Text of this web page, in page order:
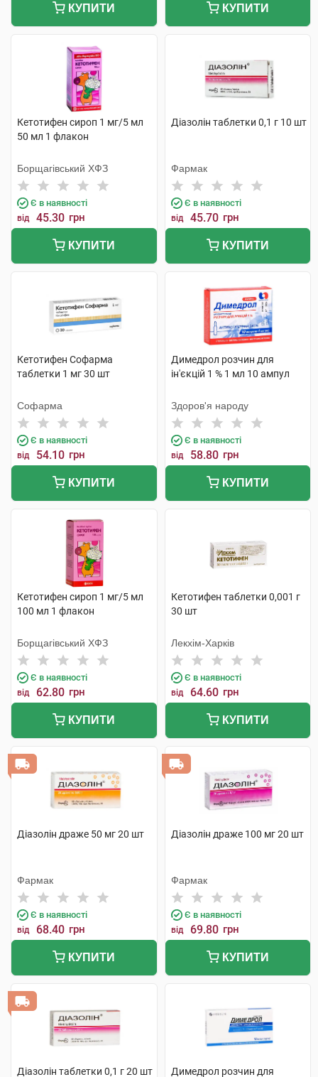
КУПИТИ КУПИТИ
Кетотифен сироп 1 мг/5 мл
50 мл 1 флакон
Борщагівський ХФЗ
Є в наявності
від 45.30 грн
КУПИТИ
Діазолін таблетки 0,1 г 10 шт
Фармак
Є в наявності
від 45.70 грн
КУПИТИ
Кетотифен Софарма
таблетки 1 мг 30 шт
Софарма
Є в наявності
від 54.10 грн
КУПИТИ
Димедрол розчин для
ін'єкцій 1 % 1 мл 10 ампул
Здоров'я народу
Є в наявності
від 58.80 грн
КУПИТИ
Кетотифен сироп 1 мг/5 мл
100 мл 1 флакон
Борщагівський ХФЗ
Є в наявності
від 62.80 грн
КУПИТИ
Кетотифен таблетки 0,001 г
30 шт
Лекхім-Харків
Є в наявності
від 64.60 грн
КУПИТИ
Діазолін драже 50 мг 20 шт
Фармак
Є в наявності
від 68.40 грн
КУПИТИ
Діазолін драже 100 мг 20 шт
Фармак
Є в наявності
від 69.80 грн
КУПИТИ
Діазолін таблетки 0,1 г 20 шт Димедрол розчин для